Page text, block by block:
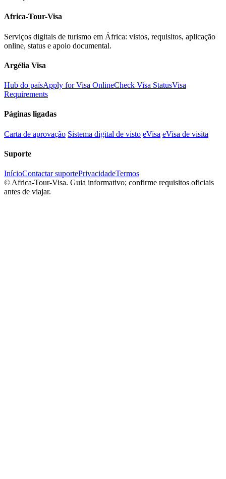
Africa-Tour-Visa
Serviços digitais de turismo em África: vistos, requisitos, aplicação
online, status e apoio documental.
Argélia Visa
Hub do paísApply for Visa OnlineCheck Visa StatusVisa
Requirements
Páginas ligadas
Carta de aprovação Sistema digital de visto eVisa eVisa de visita
Suporte
InícioContactar suportePrivacidadeTermos
© Africa-Tour-Visa. Guia informativo; confirme requisitos oficiais
antes de viajar.